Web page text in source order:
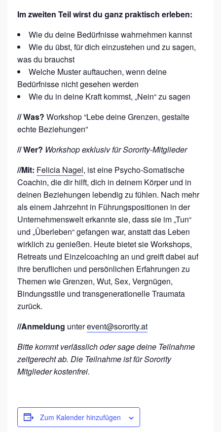
Z
I
E
H
U
N
G
E
“
Im zweiten Teil wirst du ganz praktisch erleben:
Wie du deine Bedürfnisse wahrnehmen kannst
Wie du übst, für dich einzustehen und zu sagen,
was du brauchst
Welche Muster auftauchen, wenn deine
Bedürfnisse nicht gesehen werden
Wie du in deine Kraft kommst, „Nein“ zu sagen
// Was? Workshop “Lebe deine Grenzen, gestalte
echte Beziehungen”
// Wer? Workshop exklusiv für Sorority-Mitglieder
//Mit: Felicia Nagel, ist eine Psycho-Somatische
Coachin, die dir hilft, dich in deinem Körper und in
deinen Beziehungen lebendig zu fühlen. Nach mehr
als einem Jahrzehnt in Führungspositionen in der
Unternehmenswelt erkannte sie, dass sie im „Tun“
und „Überleben“ gefangen war, anstatt das Leben
wirklich zu genießen. Heute bietet sie Workshops,
Retreats und Einzelcoaching an und greift dabei auf
ihre beruflichen und persönlichen Erfahrungen zu
Themen wie Grenzen, Wut, Sex, Vergnügen,
Bindungsstile und transgenerationelle Traumata
zurück.
//Anmeldung unterevent@sorority.at
Bitte kommt verlässlich oder sage deine Teilnahme
zeitgerecht ab. Die Teilnahme ist für Sorority
Mitglieder kostenfrei.
Zum Kalender hinzufügen